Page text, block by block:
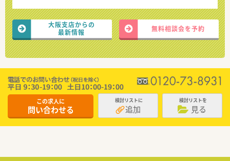
大阪支店からの
最新情報
無料相談会を予約
この求人に
問い合わせる
検討リストに
追加
検討リストを
見る